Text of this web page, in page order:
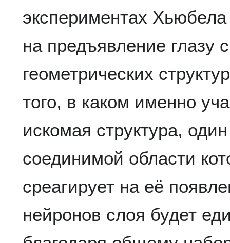
экспериментах
на предъявление глазу
геометрических
того, в каком именно
искомая структура,
соединимой области
среагирует на её
нейронов слоя будет